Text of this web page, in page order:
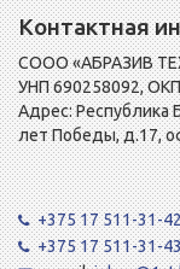
Контактная
СООО «АБРАЗИВ
УНП 690258092,
Адрес: Республика
лет Победы, д.17,
+375 17 511-31-
+375 17 511-31-